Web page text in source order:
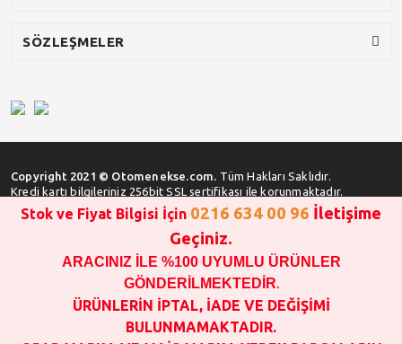
SÖZLEŞMELER
Copyright 2021 © Otomenekse.com. Tüm Hakları Saklıdır.
Kredi kartı bilgileriniz 256bit SSL sertifikası ile korunmaktadır.
SATIN ALMA İŞLEMİ YAPMADAN ÖNCE
STOK VE FİYAT BİLGİSİ ALINIZ !!!
1000 TL VE ÜSTÜ SİPARİŞ VERİLEBİLİR!!!
OPAR MARKA VE MAİS MARKA YEDEK PARÇALARIN
GARANTİSİ YOKTUR!!!!!!!!!!!
Stok ve Fiyat Bilgisi İçin 0216 634 00 96 İletişime
Geçiniz.
ARACINIZ İLE %100 UYUMLU ÜRÜNLER
GÖNDERİLMEKTEDİR.
ÜRÜNLERİN İPTAL, İADE VE DEĞİŞİMİ
BULUNMAMAKTADIR.